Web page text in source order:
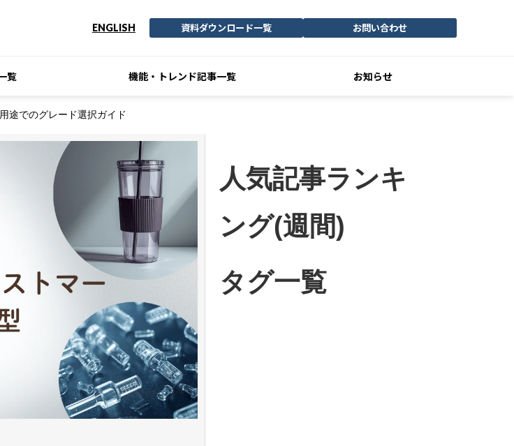
ENGLISH 資料ダウンロード一覧 お問い合わせ
覧 機能・トレンド記事一覧 お知らせ
途でのグレード選択ガイド
人気記事ランキ
ング(週間)
タグ一覧